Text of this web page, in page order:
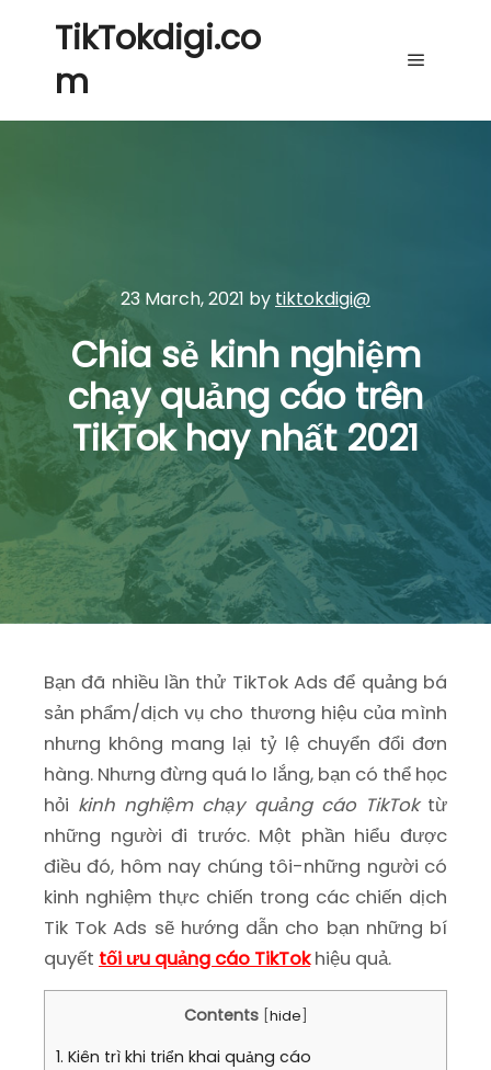
TikTokdigi.co
m
23 March, 2021 by tiktokdigi@
Chia sẻ kinh nghiệm
chạy quảng cáo trên
TikTok hay nhất 2021
Bạn đã nhiều lần thử TikTok Ads để quảng bá
sản phẩm/dịch vụ cho thương hiệu của mình
nhưng không mang lại tỷ lệ chuyển đổi đơn
hàng. Nhưng đừng quá lo lắng, bạn có thể học
hỏi kinh nghiệm chạy quảng cáo TikToktừ
những người đi trước. Một phần hiểu được
điều đó, hôm nay chúng tôi-những người có
kinh nghiệm thực chiến trong các chiến dịch
Tik Tok Ads sẽ hướng dẫn cho bạn những bí
quyết tối ưu quảng cáo TikTokhiệu quả.
Contents hide
1. Kiên trì khi triển khai quảng cáo